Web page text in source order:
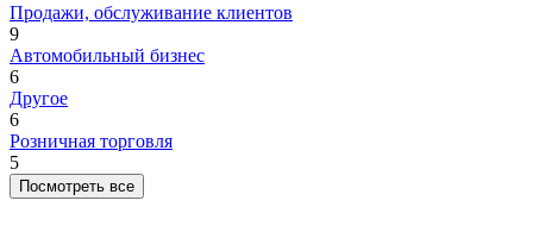
Продажи, обслуживание клиентов
9
Автомобильный бизнес
6
Другое
6
Розничная торговля
5
Посмотреть все